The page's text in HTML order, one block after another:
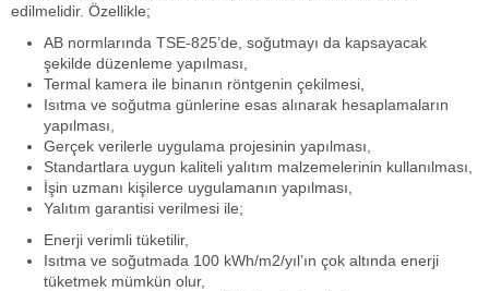
edilmelidir. Özellikle;
AB normlarında TSE-825’de, soğutmayı da kapsayacak
şekilde düzenleme yapılması,
Termal kamera ile binanın röntgenin çekilmesi,
Isıtma ve soğutma günlerine esas alınarak hesaplamaların
yapılması,
Gerçek verilerle uygulama projesinin yapılması,
Standartlara uygun kaliteli yalıtım malzemelerinin kullanılması,
İşin uzmanı kişilerce uygulamanın yapılması,
Yalıtım garantisi verilmesi ile;
Enerji verimli tüketilir,
Isıtma ve soğutmada 100 kWh/m2/yıl’ın çok altında enerji
tüketmek mümkün olur,